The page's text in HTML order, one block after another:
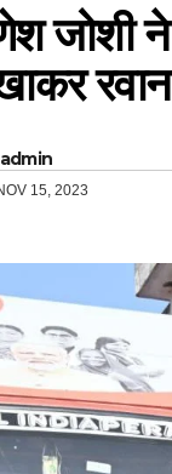
जोशी
admin
15, 2023